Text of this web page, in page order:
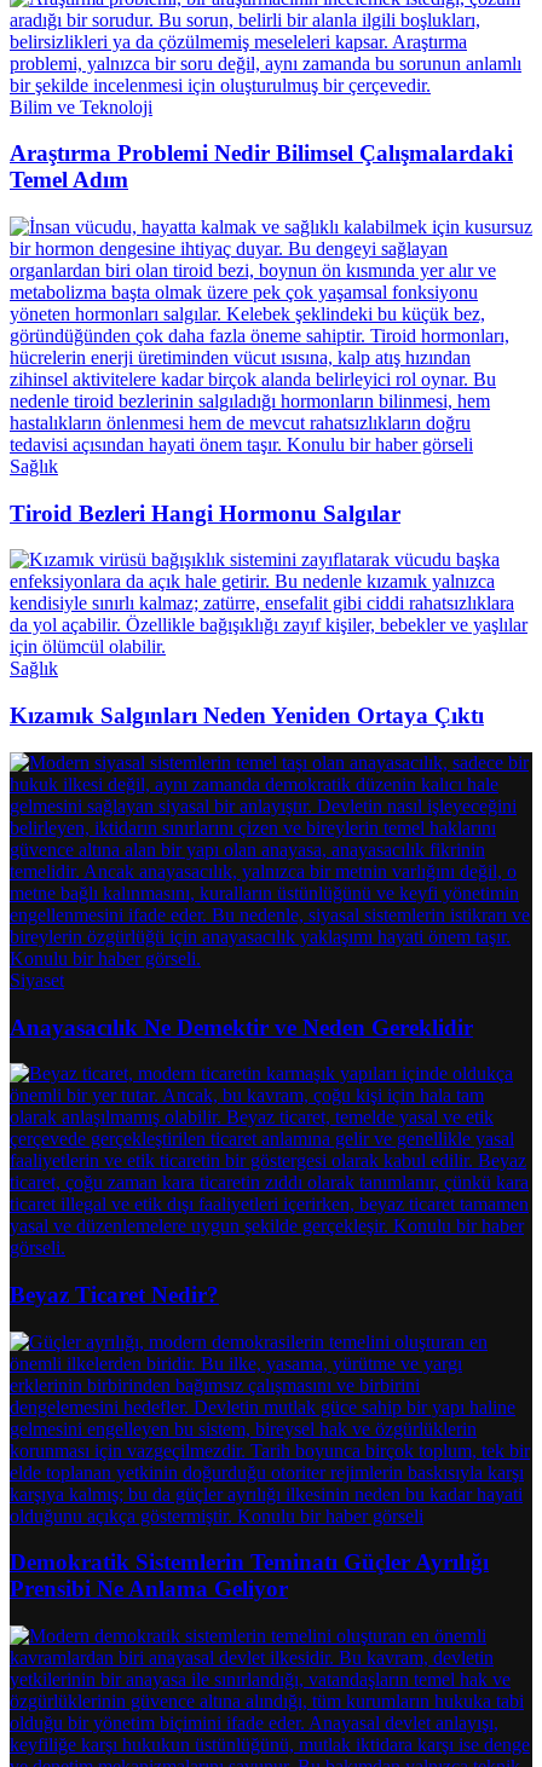
Bilim ve Teknoloji
Araştırma Problemi Nedir Bilimsel Çalışmalardaki
Temel Adım
Sağlık
Tiroid Bezleri Hangi Hormonu Salgılar
Sağlık
Kızamık Salgınları Neden Yeniden Ortaya Çıktı
Siyaset
Anayasacılık Ne Demektir ve Neden Gereklidir
Beyaz Ticaret Nedir?
Demokratik Sistemlerin Teminatı Güçler Ayrılığı
Prensibi Ne Anlama Geliyor